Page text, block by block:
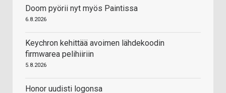
Doom pyörii nyt myös Paintissa
6.8.2026
Keychron kehittää avoimen lähdekoodin
firmwarea pelihiiriin
5.8.2026
Honor uudisti logonsa